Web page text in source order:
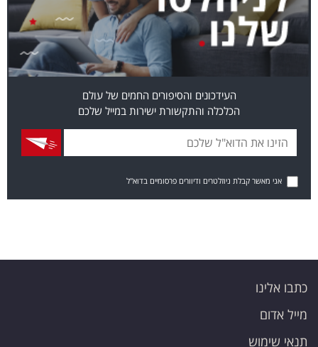
העידכונים והסיפורים החמים של עולם
הכלכלה והתקשורת ישירות במייל שלכם
אני מאשר קבלת ניוזלטרים ודיוורים פרסומיים בדוא"ל
כתבו אלינו
מייל אדום
תנאי שימוש